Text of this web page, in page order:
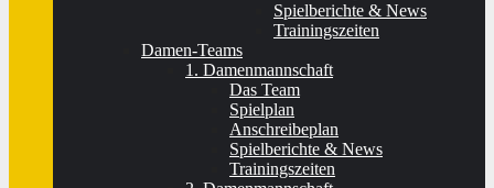
Spielberichte & News
Trainingszeiten
Damen-Teams
1. Damenmannschaft
Das Team
Spielplan
Anschreibeplan
Spielberichte & News
Trainingszeiten